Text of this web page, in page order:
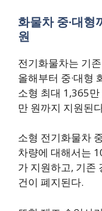
화물차 중·대
원
전기화물차는 기
올해부터 중·대형
소형 최대 1,365
만 원까지 지원된
소형 전기화물차
차량에 대해서는
가 지원하고, 기존
건이 폐지된다.